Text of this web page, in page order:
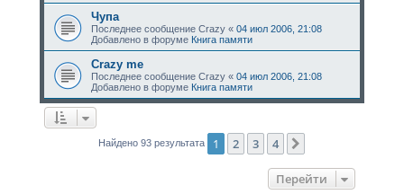
Чупа
Последнее сообщение Crazy« 04 июл 2006, 21:08
Добавлено в форуме Книга памяти
Crazy me
Последнее сообщение Crazy« 04 июл 2006, 21:08
Добавлено в форуме Книга памяти
Найдено 93 результата 1 2 3 4
Перейти